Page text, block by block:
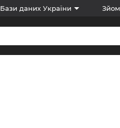
Бази даних України